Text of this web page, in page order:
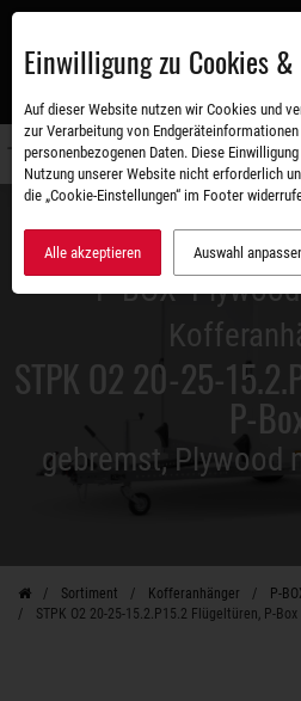
Zum
P-BOX-
STPK O2 20-25-
P-
gebremst, Plywood
Sortiment Kofferanhänger
P-
STPK O2 20-25-15.2.P15.2 Flügeltüren, P-Box
Einwilligung zu Cookies
Auf dieser Website nutzen wir Cookies und
zur Verarbeitung von Endgeräteinformationen
personenbezogenen Daten. Diese
Nutzung unserer Website nicht erforderlich
die „Cookie-Einstellungen“ im Footer
Alle akzeptieren Auswahl